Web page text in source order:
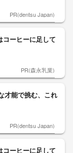
PR(dentsu Japan)
コーヒーに足して
PR(森永乳業)
才能で挑む、これ
PR(dentsu Japan)
コーヒーに足して